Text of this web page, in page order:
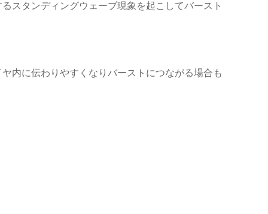
スタンディングウェーブ現象を起こしてバースト
内に伝わりやすくなりバーストにつながる場合も